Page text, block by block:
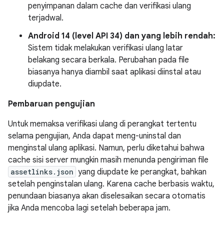
penyimpanan dalam cache dan verifikasi ulang
terjadwal.
Android 14 (level API 34) dan yang lebih rendah:
Sistem tidak melakukan verifikasi ulang latar
belakang secara berkala. Perubahan pada file
biasanya hanya diambil saat aplikasi diinstal atau
diupdate.
Pembaruan pengujian
Untuk memaksa verifikasi ulang di perangkat tertentu
selama pengujian, Anda dapat meng-uninstal dan
menginstal ulang aplikasi. Namun, perlu diketahui bahwa
cache sisi server mungkin masih menunda pengiriman file
assetlinks.json yang diupdate ke perangkat, bahkan
setelah penginstalan ulang. Karena cache berbasis waktu,
penundaan biasanya akan diselesaikan secara otomatis
jika Anda mencoba lagi setelah beberapa jam.